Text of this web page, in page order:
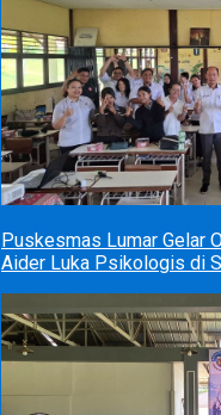
Puskesmas Lumar Gelar
Aider Luka Psikologis di